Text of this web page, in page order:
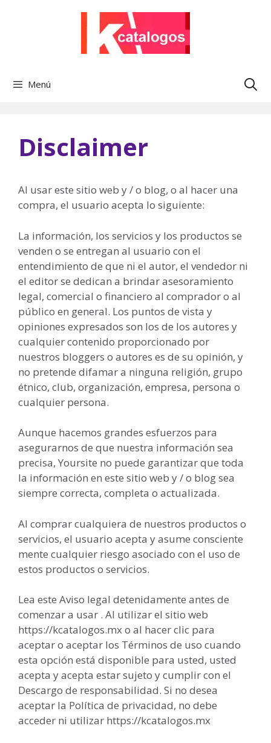
Menú
Disclaimer
Al usar este sitio web y / o blog, o al hacer una
compra, el usuario acepta lo siguiente:
La información, los servicios y los productos se
venden o se entregan al usuario con el
entendimiento de que ni el autor, el vendedor ni
el editor se dedican a brindar asesoramiento
legal, comercial o financiero al comprador o al
público en general. Los puntos de vista y
opiniones expresados ​​son los de los autores y
cualquier contenido proporcionado por
nuestros bloggers o autores es de su opinión, y
no pretende difamar a ninguna religión, grupo
étnico, club, organización, empresa, persona o
cualquier persona.
Aunque hacemos grandes esfuerzos para
asegurarnos de que nuestra información sea
precisa, Yoursite no puede garantizar que toda
la información en este sitio web y / o blog sea
siempre correcta, completa o actualizada.
Al comprar cualquiera de nuestros productos o
servicios, el usuario acepta y asume consciente
mente cualquier riesgo asociado con el uso de
estos productos o servicios.
Lea este Aviso legal detenidamente antes de
comenzar a usar . Al utilizar el sitio web
https://kcatalogos.mx o al hacer clic para
aceptar o aceptar los Términos de uso cuando
esta opción está disponible para usted, usted
acepta y acepta estar sujeto y cumplir con el
Descargo de responsabilidad. Si no desea
aceptar la Política de privacidad, no debe
acceder ni utilizar https://kcatalogos.mx